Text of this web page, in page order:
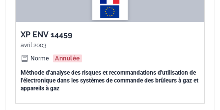
XP ENV 14459
avril 2003
Norme
Annulée
Méthode d'analyse des risques et recommandations d'utilisation de
l'électronique dans les systèmes de commande des brûleurs à gaz et
appareils à gaz